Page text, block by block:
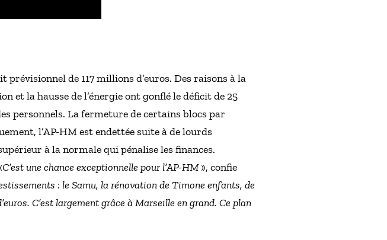
de 117 millions d’euros. Des raisons à la
et la hausse de l’énergie ont gonflé le déficit de 25
personnels. La fermeture de certains blocs par
l’AP-HM est endettée suite à de lourds
à la normale qui pénalise les finances.
C’est une chance exceptionnelle pour l’AP-HM», confie
: le Samu, la rénovation de Timone enfants, de
C’est largement grâce à Marseille en grand. Ce plan